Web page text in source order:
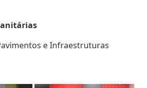
e Infraestruturas